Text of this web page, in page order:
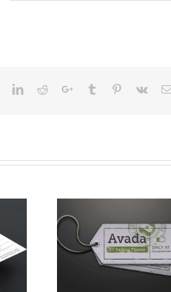
TwitterLinkedIn
RedditGoogle+Tumblr Pinterest
Vk